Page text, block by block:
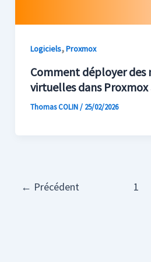
Logiciels,Proxmox
Comment déployer des
virtuelles dans
Thomas COLIN/ 25/02/2026
← Précédent 1